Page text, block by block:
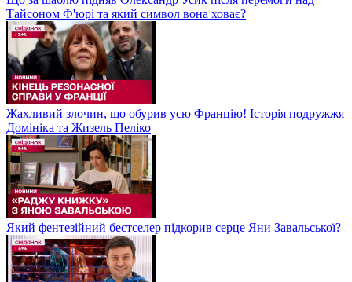
Тайсоном Ф'юрі та який символ вона ховає?
Жахливий злочин, що обурив усю Францію! Історія подружжя
Домініка та Жизель Пеліко
Який фентезійний бестселер підкорив серце Яни Завальської?